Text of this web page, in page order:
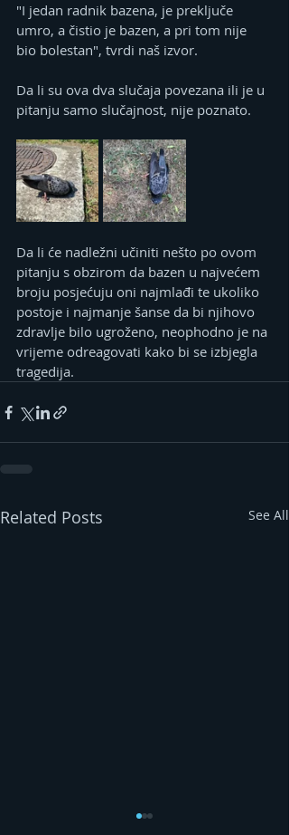
"I jedan radnik bazena, je preključe
umro, a čistio je bazen, a pri tom nije
bio bolestan", tvrdi naš izvor.
Da li su ova dva slučaja povezana ili je u
pitanju samo slučajnost, nije poznato.
Da li će nadležni učiniti nešto po ovom
pitanju s obzirom da bazen u najvećem
broju posjećuju oni najmlađi te ukoliko
postoje i najmanje šanse da bi njihovo
zdravlje bilo ugroženo, neophodno je na
vrijeme odreagovati kako bi se izbjegla
tragedija.
Related Posts See All